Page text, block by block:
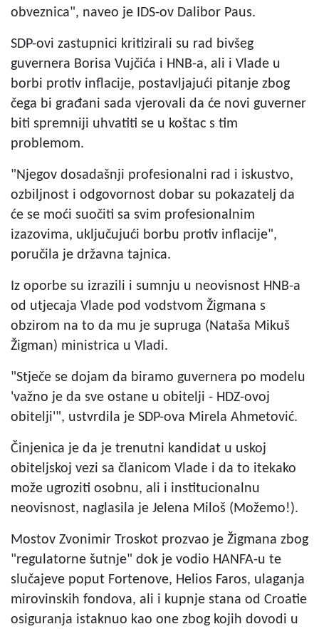
obveznica", naveo je IDS-ov Dalibor Paus.
SDP-ovi zastupnici kritizirali su rad bivšeg
guvernera Borisa Vujčića i HNB-a, ali i Vlade u
borbi protiv inflacije, postavljajući pitanje zbog
čega bi građani sada vjerovali da će novi guverner
biti spremniji uhvatiti se u koštac s tim
problemom.
"Njegov dosadašnji profesionalni rad i iskustvo,
ozbiljnost i odgovornost dobar su pokazatelj da
će se moći suočiti sa svim profesionalnim
izazovima, uključujući borbu protiv inflacije",
poručila je državna tajnica.
Iz oporbe su izrazili i sumnju u neovisnost HNB-a
od utjecaja Vlade pod vodstvom Žigmana s
obzirom na to da mu je supruga (Nataša Mikuš
Žigman) ministrica u Vladi.
"Stječe se dojam da biramo guvernera po modelu
'važno je da sve ostane u obitelji - HDZ-ovoj
obitelji'", ustvrdila je SDP-ova Mirela Ahmetović.
Činjenica je da je trenutni kandidat u uskoj
obiteljskoj vezi sa članicom Vlade i da to itekako
može ugroziti osobnu, ali i institucionalnu
neovisnost, naglasila je Jelena Miloš (Možemo!).
Mostov Zvonimir Troskot prozvao je Žigmana zbog
"regulatorne šutnje" dok je vodio HANFA-u te
slučajeve poput Fortenove, Helios Faros, ulaganja
mirovinskih fondova, ali i kupnje stana od Croatie
osiguranja istaknuo kao one zbog kojih dovodi u